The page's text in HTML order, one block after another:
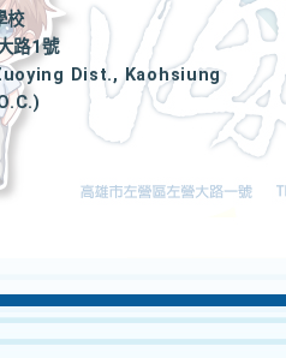
校
路1號
Dist., Kaohsiung